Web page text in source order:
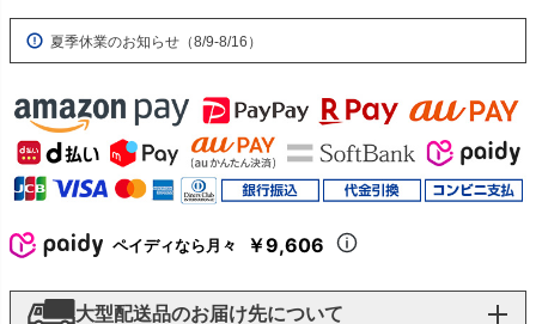
夏季休業のお知らせ（8/9-8/16）
ペイディなら月々 ￥9,606
大型配送品のお届け先について